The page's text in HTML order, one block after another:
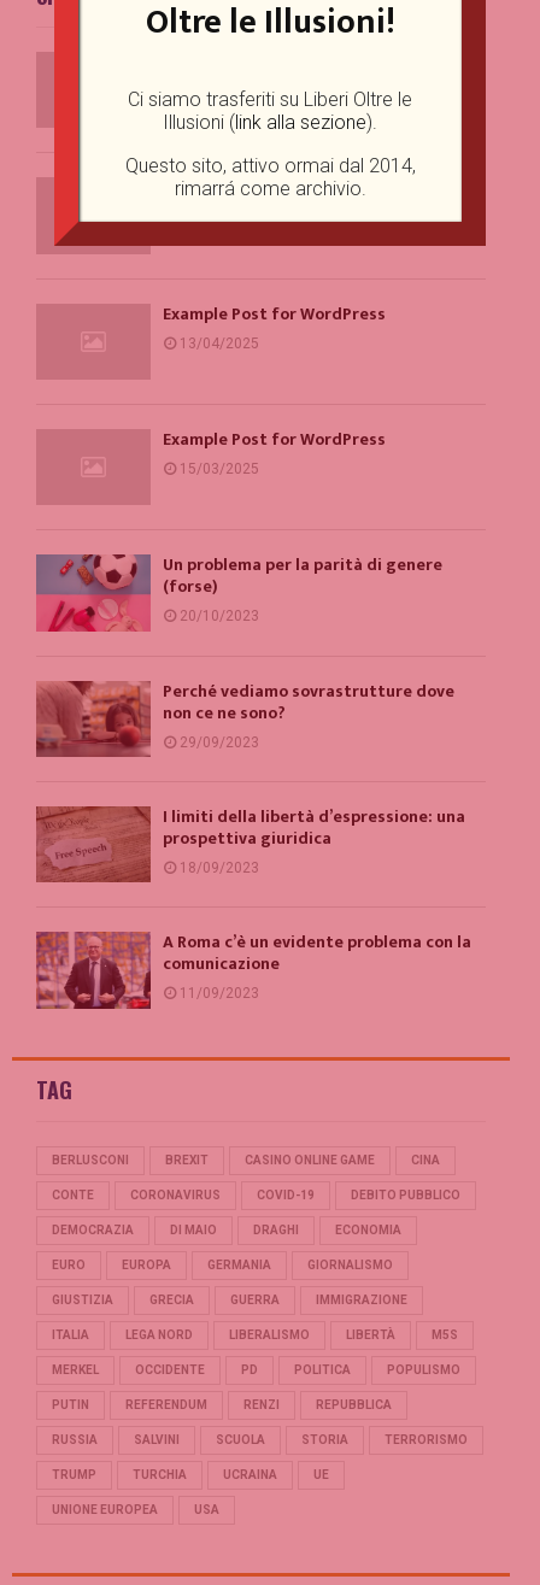
01/07/2025
Ventajas de los casinos online sin
Example Post for WordPress
13/04/2025
Example Post for WordPress
15/03/2025
Un problema per la parità di genere
(forse)
20/10/2023
Perché vediamo sovrastrutture dove
non ce ne sono?
29/09/2023
I limiti della libertà d’espressione: una
prospettiva giuridica
18/09/2023
A Roma c’è un evidente problema con la
comunicazione
11/09/2023
TAG
BERLUSCONI BREXIT CASINO ONLINE GAME CINA
CONTE CORONAVIRUS COVID-19 DEBITO PUBBLICO
DEMOCRAZIA DI MAIO DRAGHI ECONOMIA
EURO EUROPA GERMANIA GIORNALISMO
GIUSTIZIA GRECIA GUERRA IMMIGRAZIONE
ITALIA LEGA NORD LIBERALISMO LIBERTÀ M5S
MERKEL OCCIDENTE PD POLITICA POPULISMO
PUTIN REFERENDUM RENZI REPUBBLICA
RUSSIA SALVINI SCUOLA STORIA TERRORISMO
TRUMP TURCHIA UCRAINA UE
UNIONE EUROPEA USA
Oltre le Illusioni!
Ci siamo trasferiti su Liberi Oltre le
Illusioni (link alla sezione).
Questo sito, attivo ormai dal 2014,
rimarrá come archivio.